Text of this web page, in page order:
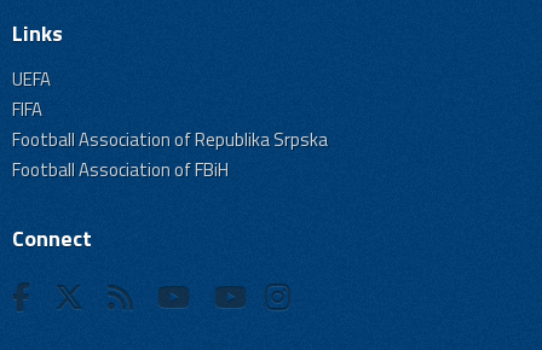
Links
UEFA
FIFA
Football Association of Republika Srpska
Football Association of FBiH
Connect